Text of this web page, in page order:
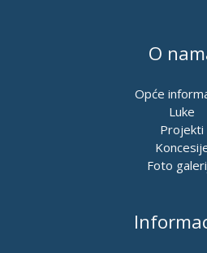
O
Opće
Luke
Projekti
Foto